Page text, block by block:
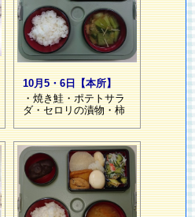
10月5・6日【本所】
・焼き鮭・ポテトサラ
ダ・セロリの漬物・柿